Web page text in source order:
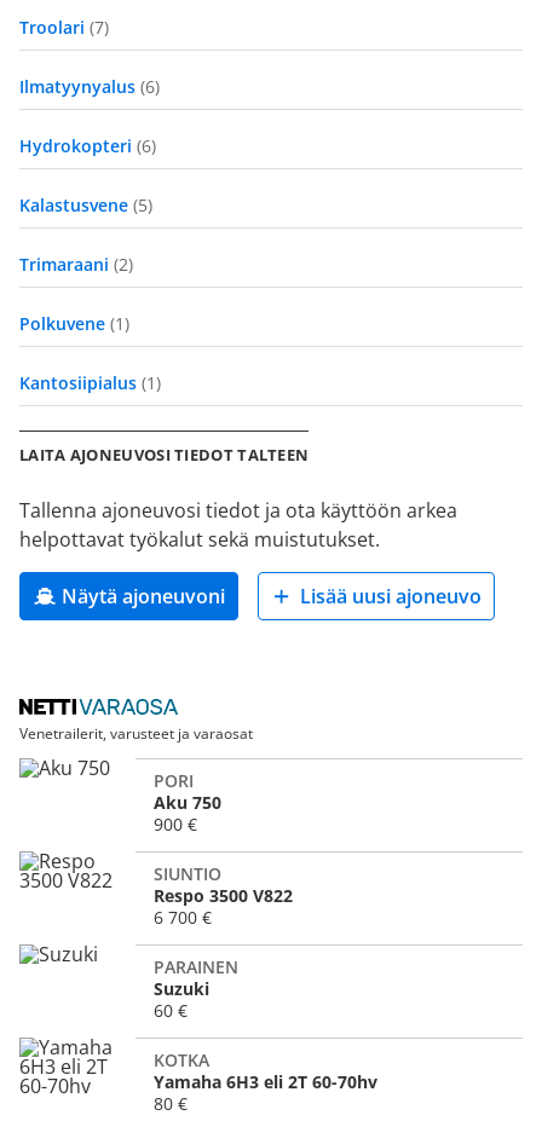
Troolari (7)
Ilmatyynyalus (6)
Hydrokopteri (6)
Kalastusvene (5)
Trimaraani (2)
Polkuvene (1)
Kantosiipialus (1)
LAITA AJONEUVOSI TIEDOT TALTEEN
Tallenna ajoneuvosi tiedot ja ota käyttöön arkea
helpottavat työkalut sekä muistutukset.
Näytä ajoneuvoni Lisää uusi ajoneuvo
Venetrailerit, varusteet ja varaosat
PORI
Aku 750
900 €
SIUNTIO
Respo 3500 V822
6 700 €
PARAINEN
Suzuki
60 €
KOTKA
Yamaha 6H3 eli 2T 60-70hv
80 €